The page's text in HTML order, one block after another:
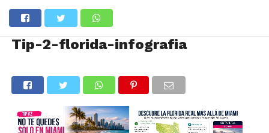
Tip-2-florida-infografia